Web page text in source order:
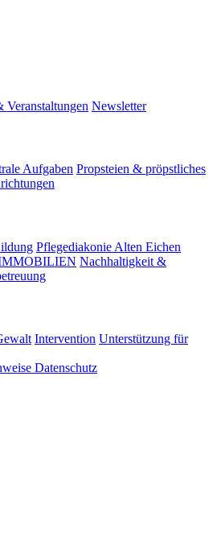
Veranstaltungen Newsletter
Aufgaben Propsteien & pröpstliches
Pflegediakonie Alten Eichen
Nachhaltigkeit &
Intervention Unterstützung für
Datenschutz